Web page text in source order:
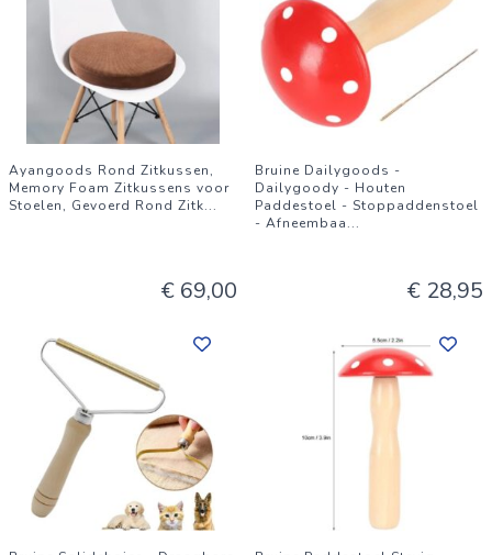
Ayangoods Rond Zitkussen,
Memory Foam Zitkussens voor
Stoelen, Gevoerd Rond Zitk...
€ 69,00
Bruine Dailygoods -
Dailygoody - Houten
Paddestoel - Stoppaddenstoel
- Afneembaa...
€ 28,95